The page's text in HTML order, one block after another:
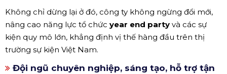
Không chỉ dừng lại ở đó, công ty không ngừng đổi mới,
nâng cao năng lực tổ chức year end party và các sự
kiện quy mô lớn, khẳng định vị thế hàng đầu trên thị
trường sự kiện Việt Nam.
Đội ngũ chuyên nghiệp, sáng tạo, hỗ trợ tận